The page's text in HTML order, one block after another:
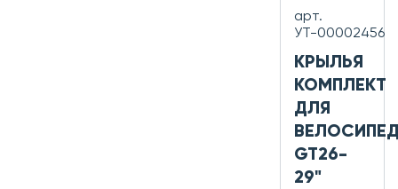
арт.
УТ-00002456
КРЫЛЬЯ
КОМПЛЕКТ
ДЛЯ
GT26-
29"